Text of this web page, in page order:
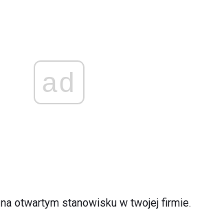
ad
na otwartym stanowisku w twojej firmie.